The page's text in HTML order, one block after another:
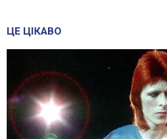
ЦЕ ЦІКАВО